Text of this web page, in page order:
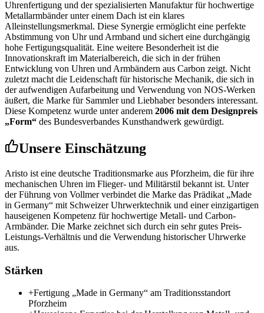
Uhrenfertigung und der spezialisierten Manufaktur für hochwertige
Metallarmbänder unter einem Dach ist ein klares
Alleinstellungsmerkmal. Diese Synergie ermöglicht eine perfekte
Abstimmung von Uhr und Armband und sichert eine durchgängig
hohe Fertigungsqualität. Eine weitere Besonderheit ist die
Innovationskraft im Materialbereich, die sich in der frühen
Entwicklung von Uhren und Armbändern aus Carbon zeigt. Nicht
zuletzt macht die Leidenschaft für historische Mechanik, die sich in
der aufwendigen Aufarbeitung und Verwendung von NOS-Werken
äußert, die Marke für Sammler und Liebhaber besonders interessant.
Diese Kompetenz wurde unter anderem 2006 mit dem Designpreis
„Form“ des Bundesverbandes Kunsthandwerk gewürdigt.
Unsere Einschätzung
Aristo ist eine deutsche Traditionsmarke aus Pforzheim, die für ihre
mechanischen Uhren im Flieger- und Militärstil bekannt ist. Unter
der Führung von Vollmer verbindet die Marke das Prädikat „Made
in Germany“ mit Schweizer Uhrwerktechnik und einer einzigartigen
hauseigenen Kompetenz für hochwertige Metall- und Carbon-
Armbänder. Die Marke zeichnet sich durch ein sehr gutes Preis-
Leistungs-Verhältnis und die Verwendung historischer Uhrwerke
aus.
Stärken
+Fertigung „Made in Germany“ am Traditionsstandort
Pforzheim